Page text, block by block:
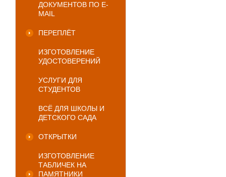
ДОКУМЕНТОВ ПО E-
MAIL
ПЕРЕПЛЁТ
ИЗГОТОВЛЕНИЕ
УДОСТОВЕРЕНИЙ
УСЛУГИ ДЛЯ
СТУДЕНТОВ
ВСЁ ДЛЯ ШКОЛЫ И
ДЕТСКОГО САДА
ОТКРЫТКИ
ИЗГОТОВЛЕНИЕ
ТАБЛИЧЕК НА
ПАМЯТНИКИ